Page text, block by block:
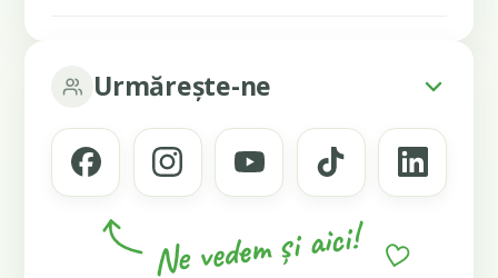
Urmărește-ne
Ne vedem și aici!